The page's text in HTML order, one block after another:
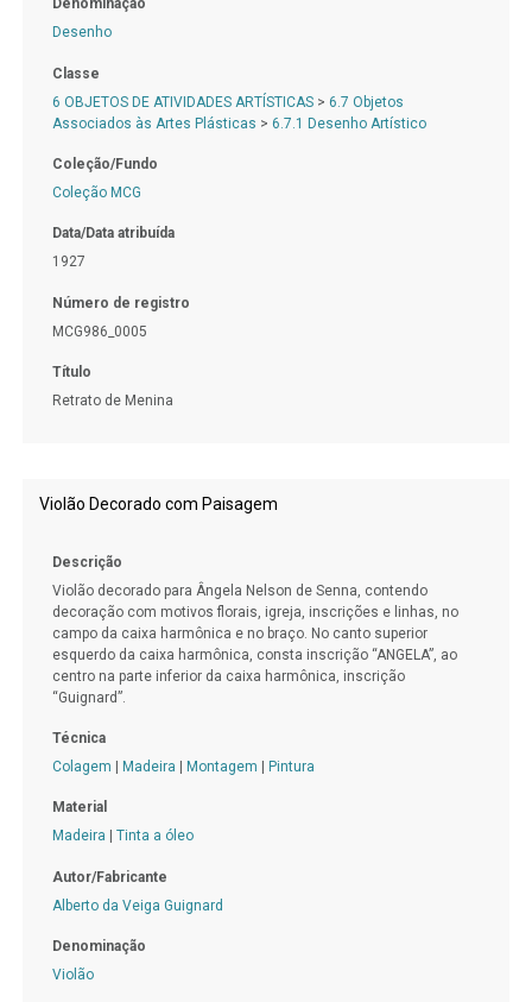
Denominação
Desenho
Classe
6 OBJETOS DE ATIVIDADES ARTÍSTICAS> 6.7 Objetos
Associados às Artes Plásticas > 6.7.1 Desenho Artístico
Coleção/Fundo
Coleção MCG
Data/Data atribuída
1927
Número de registro
MCG986_0005
Título
Retrato de Menina
Violão Decorado com Paisagem
Descrição
Violão decorado para Ângela Nelson de Senna, contendo
decoração com motivos florais, igreja, inscrições e linhas, no
campo da caixa harmônica e no braço. No canto superior
esquerdo da caixa harmônica, consta inscrição “ANGELA”, ao
centro na parte inferior da caixa harmônica, inscrição
“Guignard”.
Técnica
Colagem
Madeira Montagem Pintura
Material
Madeira
Tinta a óleo
Autor/Fabricante
Alberto da Veiga Guignard
Denominação
Violão